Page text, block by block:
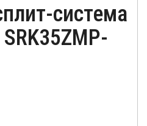
система